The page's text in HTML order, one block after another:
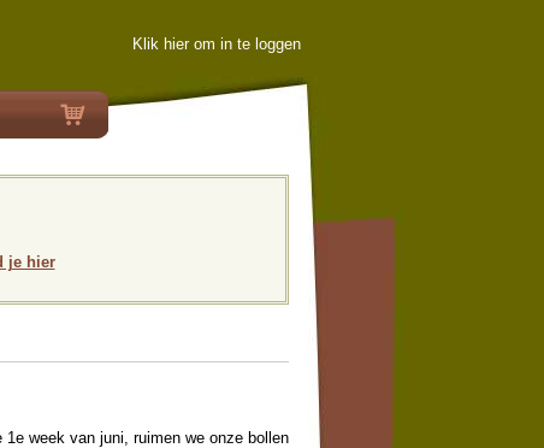
Klik hier om in te loggen
je hier
week van juni, ruimen we onze bollen